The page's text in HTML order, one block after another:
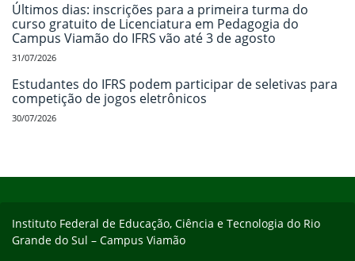
Últimos dias: inscrições para a primeira turma do
curso gratuito de Licenciatura em Pedagogia do
Campus Viamão do IFRS vão até 3 de agosto
31/07/2026
Estudantes do IFRS podem participar de seletivas para
competição de jogos eletrônicos
30/07/2026
Instituto Federal de Educação, Ciência e Tecnologia do Rio
Grande do Sul – Campus Viamão